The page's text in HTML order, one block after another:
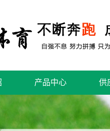
产品中心 供